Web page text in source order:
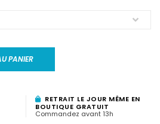
PANIER
RETRAIT LE JOUR MÊME EN
BOUTIQUE GRATUIT
Commandez avant 13h